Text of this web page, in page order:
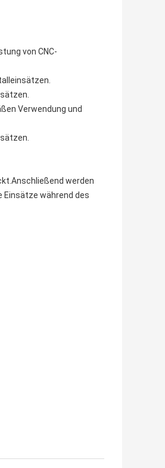
von CNC-
Verwendung und
werden
Einsätze während des